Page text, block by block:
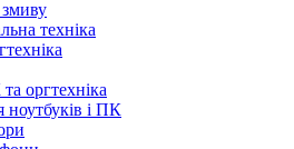
техніка
оргтехніка
ноутбуків і ПК